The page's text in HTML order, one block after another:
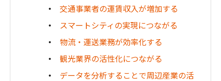
交通事業者の運賃収入が増加する
スマートシティの実現につながる
物流・運送業務が効率化する
観光業界の活性化につながる
データを分析することで周辺産業の活